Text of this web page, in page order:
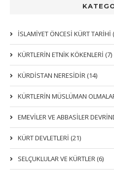
İSLAMİYET ÖNCESİ KÜRT TARİHİ
KÜRTLERIN ETNIK KÖKENLERI (7)
KÜRDİSTAN NERESİDİR (14)
KÜRTLERİN MÜSLÜMAN
EMEVİLER VE ABBASİLER
KÜRT DEVLETLERİ (21)
SELÇUKLULAR VE KÜRTLER (6)